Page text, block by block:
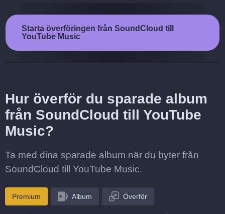
Starta överföringen från SoundCloud till
YouTube Music
Hur överför du sparade album
från SoundCloud till YouTube
Music?
Ta med dina sparade album när du byter från
SoundCloud till YouTube Music.
Premium Album Överför